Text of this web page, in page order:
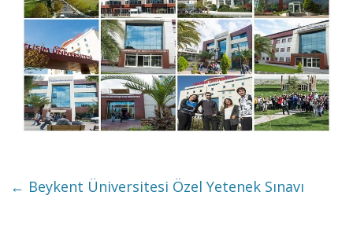
← Beykent Üniversitesi Özel Yetenek Sınavı